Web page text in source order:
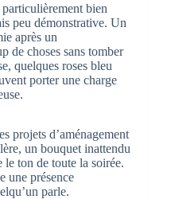
bien
peu démonstrative. Un
après un
de choses sans tomber
quelques roses bleu
porter une charge
projets d’aménagement
un bouquet inattendu
le ton de toute la soirée.
une présence
parle.